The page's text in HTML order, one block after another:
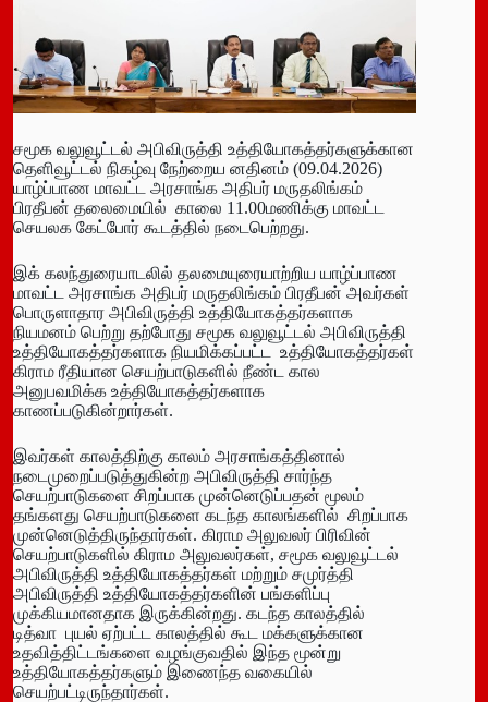
சமூக வலுவூட்டல் அபிவிருத்தி உத்தியோகத்தர்களுக்கான
தெளிவூட்டல் நிகழ்வு நேற்றைய னதினம் (09.04.2026)
யாழ்ப்பாண மாவட்ட அரசாங்க அதிபர் மருதலிங்கம்
பிரதீபன் தலைமையில் காலை 11.00மணிக்கு மாவட்ட
செயலக கேட்போர் கூடத்தில் நடைபெற்றது.
இக் கலந்துரையாடலில் தலமையுரையாற்றிய யாழ்ப்பாண
மாவட்ட அரசாங்க அதிபர் மருதலிங்கம் பிரதீபன் அவர்கள்
பொருளாதார அபிவிருத்தி உத்தியோகத்தர்களாக
நியமனம் பெற்று தற்போது சமூக வலுவூட்டல் அபிவிருத்தி
உத்தியோகத்தர்களாக நியமிக்கப்பட்ட உத்தியோகத்தர்கள்
கிராம ரீதியான செயற்பாடுகளில் நீண்ட கால
அனுபவமிக்க உத்தியோகத்தர்களாக
காணப்படுகின்றார்கள்.
இவர்கள் காலத்திற்கு காலம் அரசாங்கத்தினால்
நடைமுறைப்படுத்துகின்ற அபிவிருத்தி சார்ந்த
செயற்பாடுகளை சிறப்பாக முன்னெடுப்பதன் மூலம்
தங்களது செயற்பாடுகளை கடந்த காலங்களில் சிறப்பாக
முன்னெடுத்திருந்தார்கள். கிராம அலுவலர் பிரிவின்
செயற்பாடுகளில் கிராம அலுவலர்கள், சமூக வலுவூட்டல்
அபிவிருத்தி உத்தியோகத்தர்கள் மற்றும் சமுர்த்தி
அபிவிருத்தி உத்தியோகத்தர்களின் பங்களிப்பு
முக்கியமானதாக இருக்கின்றது. கடந்த காலத்தில்
டித்வா புயல் ஏற்பட்ட காலத்தில் கூட மக்களுக்கான
உதவித்திட்டங்களை வழங்குவதில் இந்த மூன்று
உத்தியோகத்தர்களும் இணைந்த வகையில்
செயற்பட்டிருந்தார்கள்.